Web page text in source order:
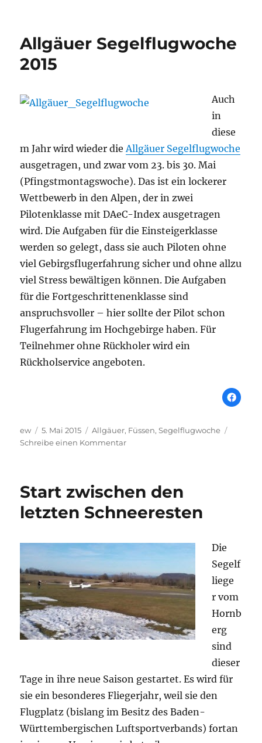
Allgäuer Segelflugwoche
2015
Auch
in
diese
m Jahr wird wieder dieAllgäuer Segelflugwoche
ausgetragen, und zwar vom 23. bis 30. Mai
(Pfingstmontagswoche). Das ist ein lockerer
Wettbewerb in den Alpen, der in zwei
Pilotenklasse mit DAeC-Index ausgetragen
wird. Die Aufgaben für die Einsteigerklasse
werden so gelegt, dass sie auch Piloten ohne
viel Gebirgsflugerfahrung sicher und ohne allzu
viel Stress bewältigen können. Die Aufgaben
für die Fortgeschrittenenklasse sind
anspruchsvoller – hier sollte der Pilot schon
Flugerfahrung im Hochgebirge haben. Für
Teilnehmer ohne Rückholer wird ein
Rückholservice angeboten.
Autor
ew
Veröffentlicht
am
5. Mai 2015 Schlagwörter
Allgäuer, Füssen,Segelflugwoche
Schreibe einen Kommentarzu
Start zwischen den
letzten Schneeresten
Die
Segelf
liege
r vom
Hornb
erg
sind
dieser
Tage in ihre neue Saison gestartet. Es wird für
sie ein besonderes Fliegerjahr, weil sie den
Flugplatz (bislang im Besitz des Baden-
Württembergischen Luftsportverbands) fortan